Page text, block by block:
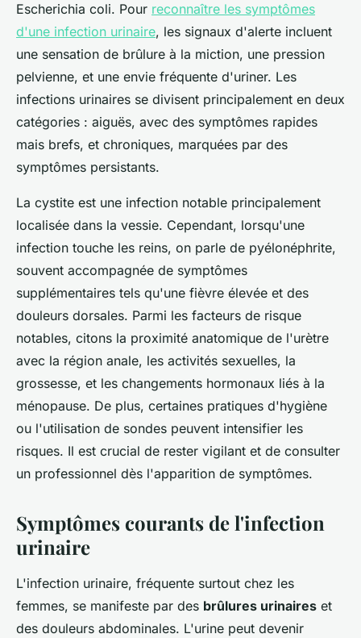
Escherichia coli. Pour reconnaître les symptômes
d'une infection urinaire, les signaux d'alerte incluent
une sensation de brûlure à la miction, une pression
pelvienne, et une envie fréquente d'uriner. Les
infections urinaires se divisent principalement en deux
catégories : aiguës, avec des symptômes rapides
mais brefs, et chroniques, marquées par des
symptômes persistants.
La cystite est une infection notable principalement
localisée dans la vessie. Cependant, lorsqu'une
infection touche les reins, on parle de pyélonéphrite,
souvent accompagnée de symptômes
supplémentaires tels qu'une fièvre élevée et des
douleurs dorsales. Parmi les facteurs de risque
notables, citons la proximité anatomique de l'urètre
avec la région anale, les activités sexuelles, la
grossesse, et les changements hormonaux liés à la
ménopause. De plus, certaines pratiques d'hygiène
ou l'utilisation de sondes peuvent intensifier les
risques. Il est crucial de rester vigilant et de consulter
un professionnel dès l'apparition de symptômes.
Symptômes courants de l'infection
urinaire
L'infection urinaire, fréquente surtout chez les
femmes, se manifeste par des brûlures urinaires et
des douleurs abdominales. L'urine peut devenir